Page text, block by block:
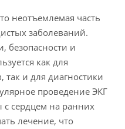
неотъемлемая часть
заболеваний.
безопасности и
как для
так и для диагностики
проведение ЭКГ
сердцем на ранних
лечение, что